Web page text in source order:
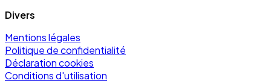
Divers
Mentions légales
Politique de confidentialité
Déclaration cookies
Conditions d'utilisation